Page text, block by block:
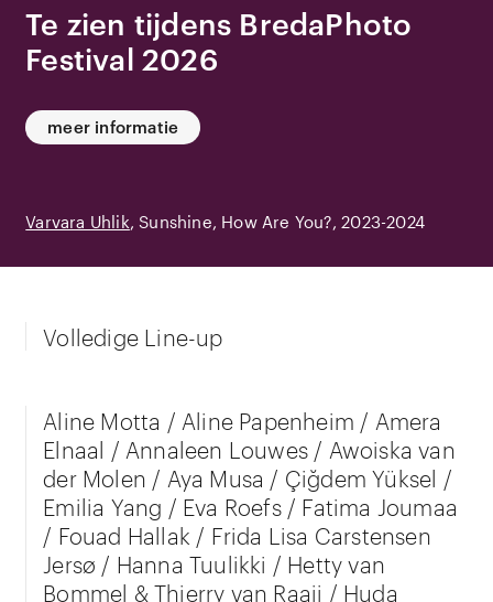
Te zien tijdens BredaPhoto
Festival 2026
meer informatie
Varvara Uhlik Sunshine, How Are You? 2023-2024
Volledige Line-up
Aline Motta / Aline Papenheim / Amera
Elnaal / Annaleen Louwes / Awoiska van
der Molen / Aya Musa / Çiğdem Yüksel /
Emilia Yang / Eva Roefs / Fatima Joumaa
/ Fouad Hallak / Frida Lisa Carstensen
Jersø / Hanna Tuulikki / Hetty van
Bommel & Thierry van Raaij / Huda